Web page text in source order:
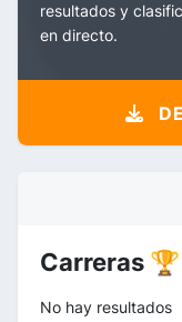
resultados y
en directo.
Carreras 🏆
No hay resultados